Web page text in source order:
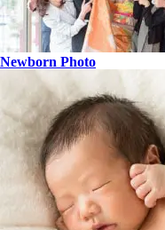
Newborn Photo